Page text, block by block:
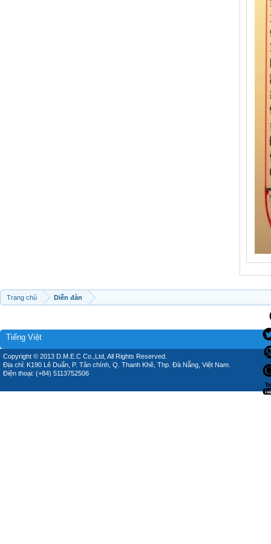
Trang chủ Diễn đàn
Tiếng Việt
Copyright © 2013 D.M.E.C Co.,Ltd, All Rights Reserved.
Địa chỉ: K190 Lê Duẩn, P. Tân chính, Q. Thanh Khê, Thp. Đà Nẵng, Việt Nam.
Điện thoại: (+84) 5113752506